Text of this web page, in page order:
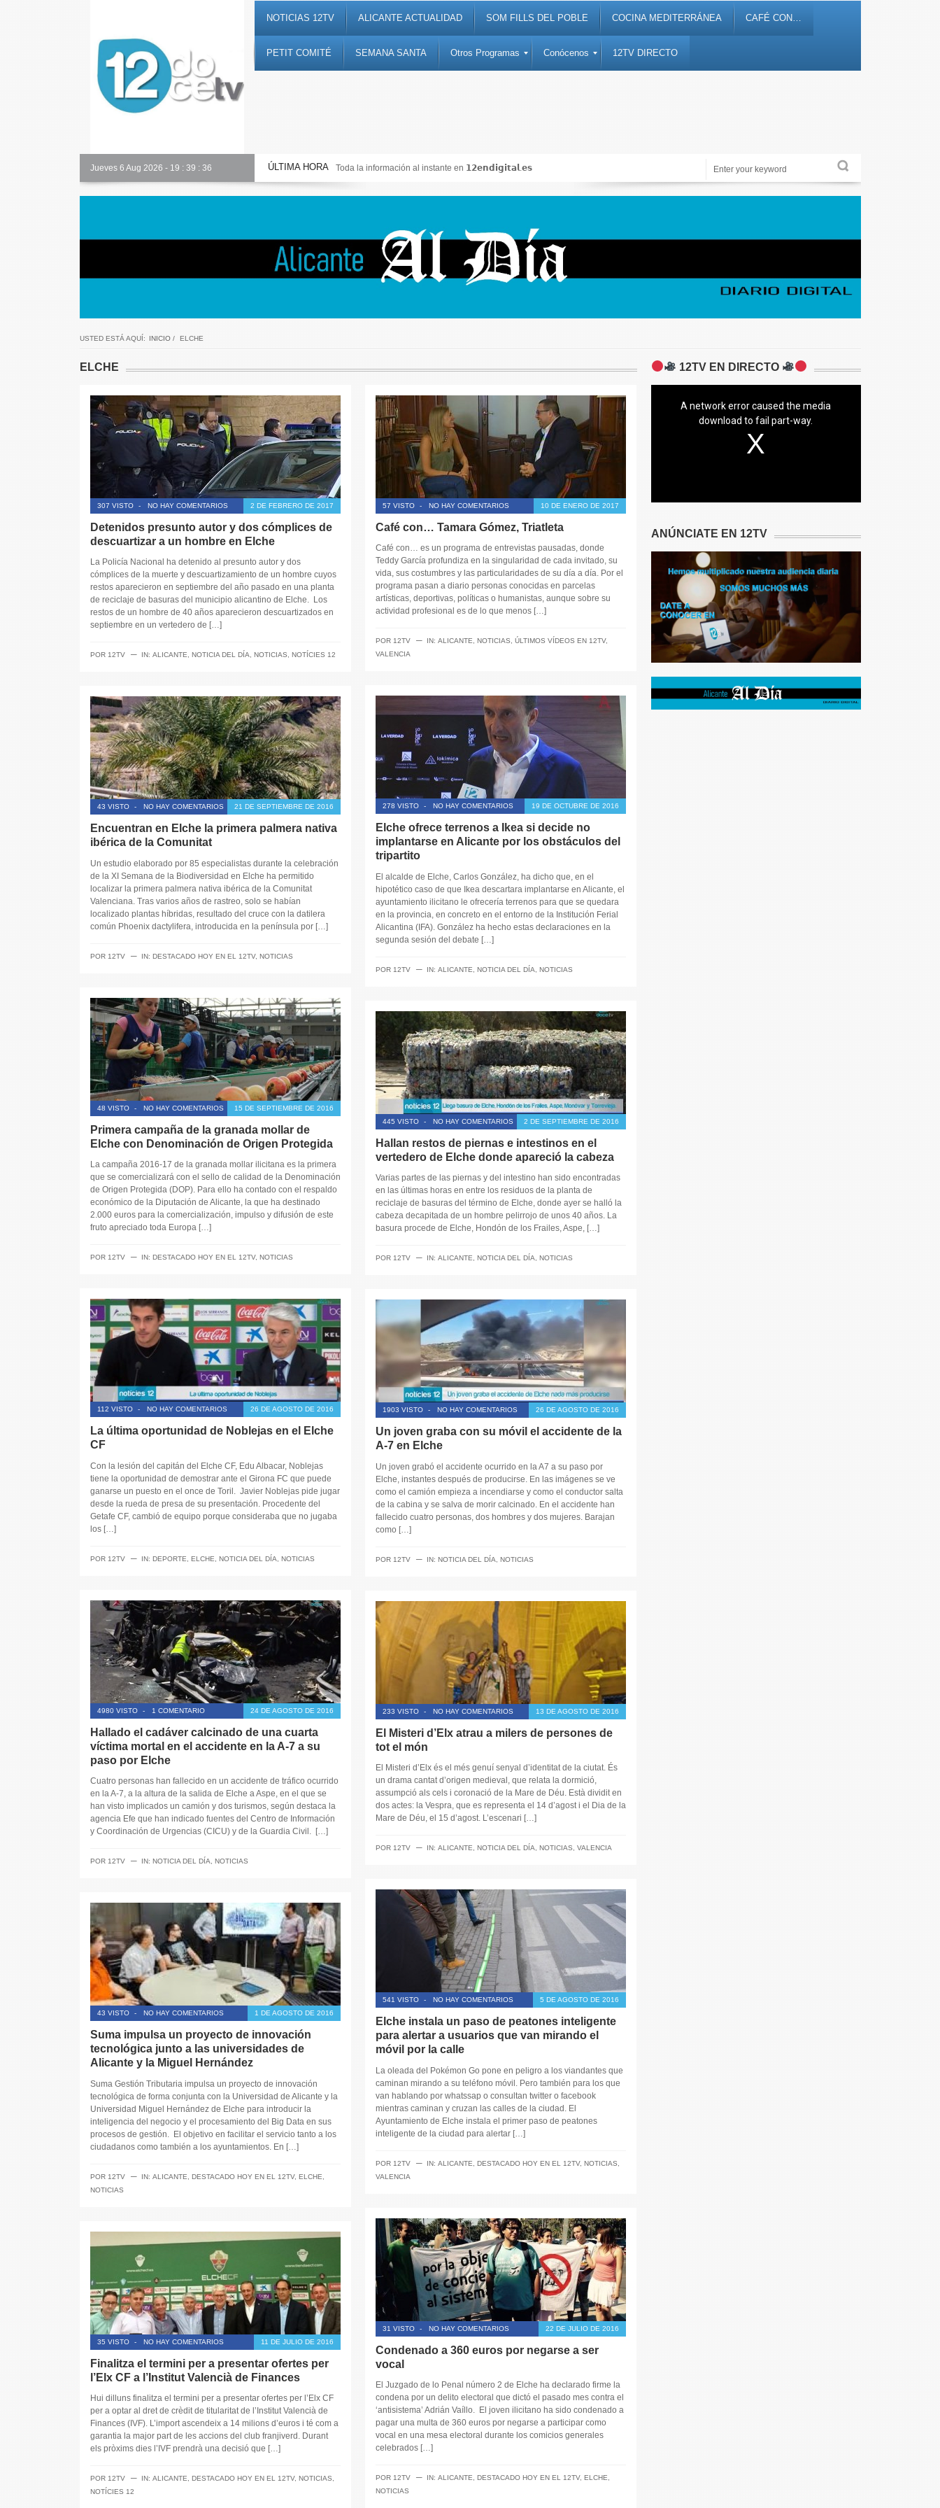
NOTICIAS 12TV ALICANTE ACTUALIDAD SOM FILLS DEL POBLE COCINA MEDITERRÁNEA CAFÉ CON…
PETIT COMITÉ SEMANA SANTA Otros Programas Conócenos 12TV DIRECTO
Jueves 6 Aug 2026 - 19 : 39 : 37 ÚLTIMA HORA
Toda la información al instante en 𝟭𝟮𝗲𝗻𝗱𝗶𝗴𝗶𝘁𝗮𝗹.𝗲𝘀 Noticias, debates, fiestas, cultura, ocio y entretenimiento Periodismo de proximidad en
USTED ESTÁ AQUÍ: INICIO/ ELCHE
ELCHE
307 VISTO - NO HAY COMENTARIOS 2 DE FEBRERO DE 2017
Detenidos presunto autor y dos cómplices de
descuartizar a un hombre en Elche
La Policía Nacional ha detenido al presunto autor y dos
cómplices de la muerte y descuartizamiento de un hombre cuyos
restos aparecieron en septiembre del año pasado en una planta
de reciclaje de basuras del municipio alicantino de Elche. Los
restos de un hombre de 40 años aparecieron descuartizados en
septiembre en un vertedero de […]
POR 12TV ─ IN: ALICANTE NOTICIA DEL DÍA NOTICIAS NOTÍCIES 12
57 VISTO - NO HAY COMENTARIOS 10 DE ENERO DE 2017
Café con… Tamara Gómez, Triatleta
Café con… es un programa de entrevistas pausadas, donde
Teddy García profundiza en la singularidad de cada invitado, su
vida, sus costumbres y las particularidades de su día a día. Por el
programa pasan a diario personas conocidas en parcelas
artísticas, deportivas, políticas o humanistas, aunque sobre su
actividad profesional es de lo que menos […]
POR 12TV ─ IN: ALICANTE NOTICIAS ÚLTIMOS VÍDEOS EN 12TV,
VALENCIA
278 VISTO - NO HAY COMENTARIOS 19 DE OCTUBRE DE 2016
Elche ofrece terrenos a Ikea si decide no
implantarse en Alicante por los obstáculos del
tripartito
El alcalde de Elche, Carlos González, ha dicho que, en el
hipotético caso de que Ikea descartara implantarse en Alicante, el
ayuntamiento ilicitano le ofrecería terrenos para que se quedara
en la provincia, en concreto en el entorno de la Institución Ferial
Alicantina (IFA). González ha hecho estas declaraciones en la
segunda sesión del debate […]
POR 12TV ─ IN: ALICANTE NOTICIA DEL DÍA NOTICIAS
43 VISTO - NO HAY COMENTARIOS 21 DE SEPTIEMBRE DE 2016
Encuentran en Elche la primera palmera nativa
ibérica de la Comunitat
Un estudio elaborado por 85 especialistas durante la celebración
de la XI Semana de la Biodiversidad en Elche ha permitido
localizar la primera palmera nativa ibérica de la Comunitat
Valenciana. Tras varios años de rastreo, solo se habían
localizado plantas híbridas, resultado del cruce con la datilera
común Phoenix dactylifera, introducida en la península por […]
POR 12TV ─ IN: DESTACADO HOY EN EL 12TV, NOTICIAS
48 VISTO - NO HAY COMENTARIOS 15 DE SEPTIEMBRE DE 2016
Primera campaña de la granada mollar de
Elche con Denominación de Origen Protegida
La campaña 2016-17 de la granada mollar ilicitana es la primera
que se comercializará con el sello de calidad de la Denominación
de Origen Protegida (DOP). Para ello ha contado con el respaldo
económico de la Diputación de Alicante, la que ha destinado
2.000 euros para la comercialización, impulso y difusión de este
fruto apreciado toda Europa […]
POR 12TV ─ IN: DESTACADO HOY EN EL 12TV, NOTICIAS
445 VISTO - NO HAY COMENTARIOS 2 DE SEPTIEMBRE DE 2016
Hallan restos de piernas e intestinos en el
vertedero de Elche donde apareció la cabeza
Varias partes de las piernas y del intestino han sido encontradas
en las últimas horas en entre los residuos de la planta de
reciclaje de basuras del término de Elche, donde ayer se halló la
cabeza decapitada de un hombre pelirrojo de unos 40 años. La
basura procede de Elche, Hondón de los Frailes, Aspe, […]
POR 12TV ─ IN: ALICANTE NOTICIA DEL DÍA NOTICIAS
112 VISTO - NO HAY COMENTARIOS 26 DE AGOSTO DE 2016
La última oportunidad de Noblejas en el Elche
CF
Con la lesión del capitán del Elche CF, Edu Albacar, Noblejas
tiene la oportunidad de demostrar ante el Girona FC que puede
ganarse un puesto en el once de Toril. Javier Noblejas pide jugar
desde la rueda de presa de su presentación. Procedente del
Getafe CF, cambió de equipo porque consideraba que no jugaba
los […]
POR 12TV ─ IN: DEPORTE ELCHE NOTICIA DEL DÍA NOTICIAS
1903 VISTO - NO HAY COMENTARIOS 26 DE AGOSTO DE 2016
Un joven graba con su móvil el accidente de la
A-7 en Elche
Un joven grabó el accidente ocurrido en la A7 a su paso por
Elche, instantes después de producirse. En las imágenes se ve
como el camión empieza a incendiarse y como el conductor salta
de la cabina y se salva de morir calcinado. En el accidente han
fallecido cuatro personas, dos hombres y dos mujeres. Barajan
como […]
POR 12TV ─ IN: NOTICIA DEL DÍA NOTICIAS
4980 VISTO - 1 COMENTARIO 24 DE AGOSTO DE 2016
Hallado el cadáver calcinado de una cuarta
víctima mortal en el accidente en la A-7 a su
paso por Elche
Cuatro personas han fallecido en un accidente de tráfico ocurrido
en la A-7, a la altura de la salida de Elche a Aspe, en el que se
han visto implicados un camión y dos turismos, según destaca la
agencia Efe que han indicado fuentes del Centro de Información
y Coordinación de Urgencias (CICU) y de la Guardia Civil. […]
POR 12TV ─ IN: NOTICIA DEL DÍA NOTICIAS
233 VISTO - NO HAY COMENTARIOS 13 DE AGOSTO DE 2016
El Misteri d’Elx atrau a milers de persones de
tot el món
El Misteri d’Elx és el més genuí senyal d’identitat de la ciutat. És
un drama cantat d’origen medieval, que relata la dormició,
assumpció als cels i coronació de la Mare de Déu. Està dividit en
dos actes: la Vespra, que es representa el 14 d’agost i el Dia de la
Mare de Déu, el 15 d’agost. L’escenari […]
POR 12TV ─ IN: ALICANTE NOTICIA DEL DÍA NOTICIAS VALENCIA
541 VISTO - NO HAY COMENTARIOS 5 DE AGOSTO DE 2016
Elche instala un paso de peatones inteligente
para alertar a usuarios que van mirando el
móvil por la calle
La oleada del Pokémon Go pone en peligro a los viandantes que
caminan mirando a su teléfono móvil. Pero también para los que
van hablando por whatssap o consultan twitter o facebook
mientras caminan y cruzan las calles de la ciudad. El
Ayuntamiento de Elche instala el primer paso de peatones
inteligente de la ciudad para alertar […]
POR 12TV ─ IN: ALICANTE DESTACADO HOY EN EL 12TV, NOTICIAS
VALENCIA
43 VISTO - NO HAY COMENTARIOS 1 DE AGOSTO DE 2016
Suma impulsa un proyecto de innovación
tecnológica junto a las universidades de
Alicante y la Miguel Hernández
Suma Gestión Tributaria impulsa un proyecto de innovación
tecnológica de forma conjunta con la Universidad de Alicante y la
Universidad Miguel Hernández de Elche para introducir la
inteligencia del negocio y el procesamiento del Big Data en sus
procesos de gestión. El objetivo en facilitar el servicio tanto a los
ciudadanos como también a los ayuntamientos. En […]
POR 12TV ─ IN: ALICANTE DESTACADO HOY EN EL 12TV, ELCHE
NOTICIAS
31 VISTO - NO HAY COMENTARIOS 22 DE JULIO DE 2016
Condenado a 360 euros por negarse a ser
vocal
El Juzgado de lo Penal número 2 de Elche ha declarado firme la
condena por un delito electoral que dictó el pasado mes contra el
‘antisistema’ Adrián Vaíllo. El joven ilicitano ha sido condenado a
pagar una multa de 360 euros por negarse a participar como
vocal en una mesa electoral durante los comicios generales
celebrados […]
POR 12TV ─ IN: ALICANTE DESTACADO HOY EN EL 12TV, ELCHE
NOTICIAS
35 VISTO - NO HAY COMENTARIOS 11 DE JULIO DE 2016
Finalitza el termini per a presentar ofertes per
l’Elx CF a l’Institut Valencià de Finances
Hui dilluns finalitza el termini per a presentar ofertes per l’Elx CF
per a optar al dret de crèdit de titularitat de l’Institut Valencià de
Finances (IVF). L’import ascendeix a 14 milions d’euros i té com a
garantia la major part de les accions del club franjiverd. Durant
els pròxims dies l’IVF prendrà una decisió que […]
POR 12TV ─ IN: ALICANTE DESTACADO HOY EN EL 12TV, NOTICIAS
NOTÍCIES 12
12TV EN DIRECTO
A network error caused the media
download to fail part-way.
ANÚNCIATE EN 12TV